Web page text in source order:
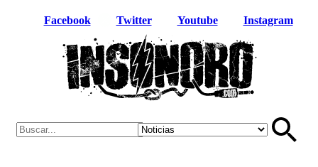
Facebook Twitter Youtube Instagram